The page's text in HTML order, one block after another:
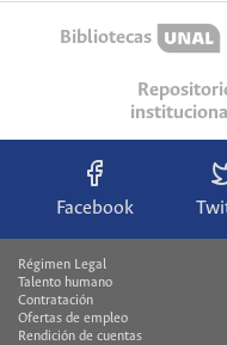
Bibliotecas
Facebook
Régimen Legal
Talento humano
Contratación
Ofertas de empleo
Rendición de cuentas